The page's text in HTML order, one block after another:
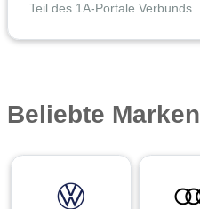
Teil des 1A-Portale Verbunds
Beliebte Marken